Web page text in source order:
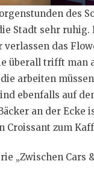
des
Stadt sehr ruhig.
verlassen das
überall trifft man
arbeiten
ebenfalls auf
an der Ecke
Croissant zum
„Zwischen Cars